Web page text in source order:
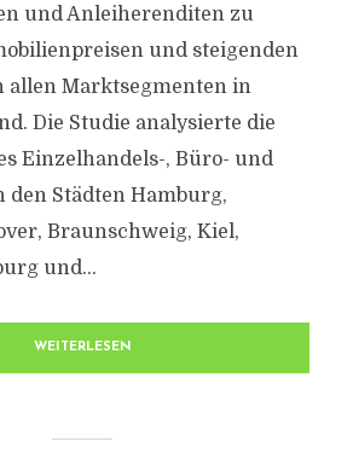
und Anleiherenditen zu
und steigenden
allen Marktsegmenten in
Die Studie analysierte die
Einzelhandels-, Büro- und
den Städten Hamburg,
Braunschweig, Kiel,
und...
WEITERLESEN